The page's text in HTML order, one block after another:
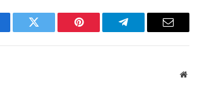
Twitter Pinterest TelegramaE-
Site